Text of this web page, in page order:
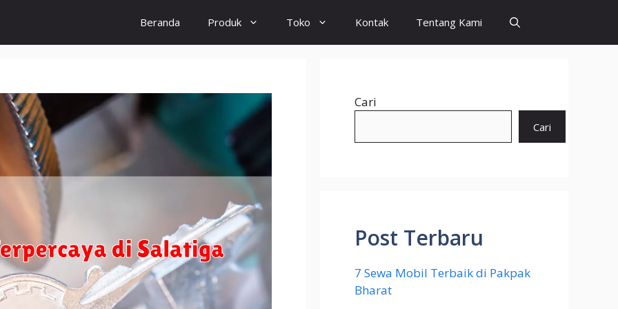
Beranda Produk Toko Kontak Tentang Kami
Cari
Cari
Post Terbaru
7 Sewa Mobil Terbaik di Pakpak
Bharat